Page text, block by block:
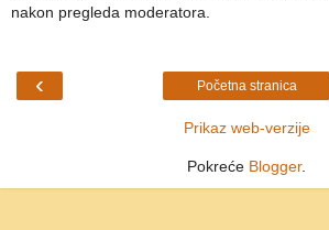
nakon pregleda moderatora.
‹ Početna stranica
Prikaz web-verzije
Pokreće Blogger.